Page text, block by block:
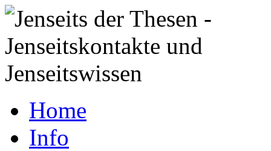
Home
Info